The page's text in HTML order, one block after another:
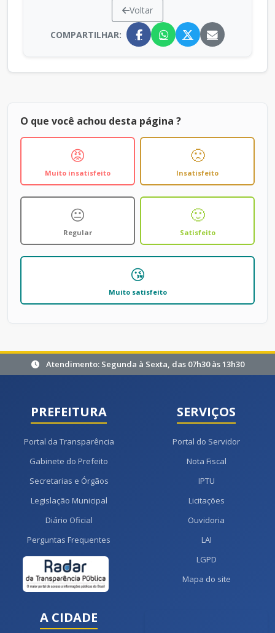
Voltar
COMPARTILHAR:
O que você achou desta página ?
😡
Muito insatisfeito
🙁
Insatisfeito
😐
Regular
🙂
Satisfeito
😘
Muito satisfeito
Atendimento: Segunda à Sexta, das 07h30 às 13h30
PREFEITURA
Portal da Transparência
Gabinete do Prefeito
Secretarias e Órgãos
Legislação Municipal
Diário Oficial
Perguntas Frequentes
SERVIÇOS
Portal do Servidor
Nota Fiscal
IPTU
Licitações
Ouvidoria
LAI
LGPD
Mapa do site
A CIDADE